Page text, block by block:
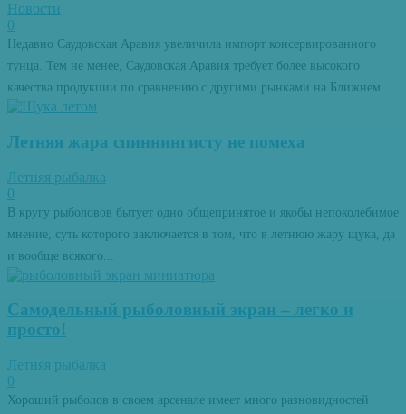
Новости
0
Недавно Саудовская Аравия увеличила импорт консервированного
тунца. Тем не менее, Саудовская Аравия требует более высокого
качества продукции по сравнению с другими рынками на Ближнем...
Летняя жара спиннингисту не помеха
Летняя рыбалка
0
В кругу рыболовов бытует одно общепринятое и якобы непоколебимое
мнение, суть которого заключается в том, что в летнюю жару щука, да
и вообще всякого...
Самодельный рыболовный экран – легко и
просто!
Летняя рыбалка
0
Хороший рыболов в своем арсенале имеет много разновидностей